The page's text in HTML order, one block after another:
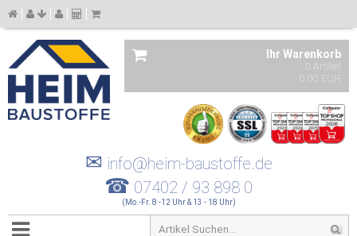
Ihr Warenkorb
0 Artikel
0,00 EUR
✉ info@heim-baustoffe.de
☎ 07402 / 93 898 0
(Mo.-Fr. 8 -12 Uhr & 13 - 18 Uhr)